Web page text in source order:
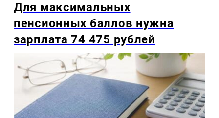
Для максимальных
пенсионных баллов нужна
зарплата 74 475 рублей